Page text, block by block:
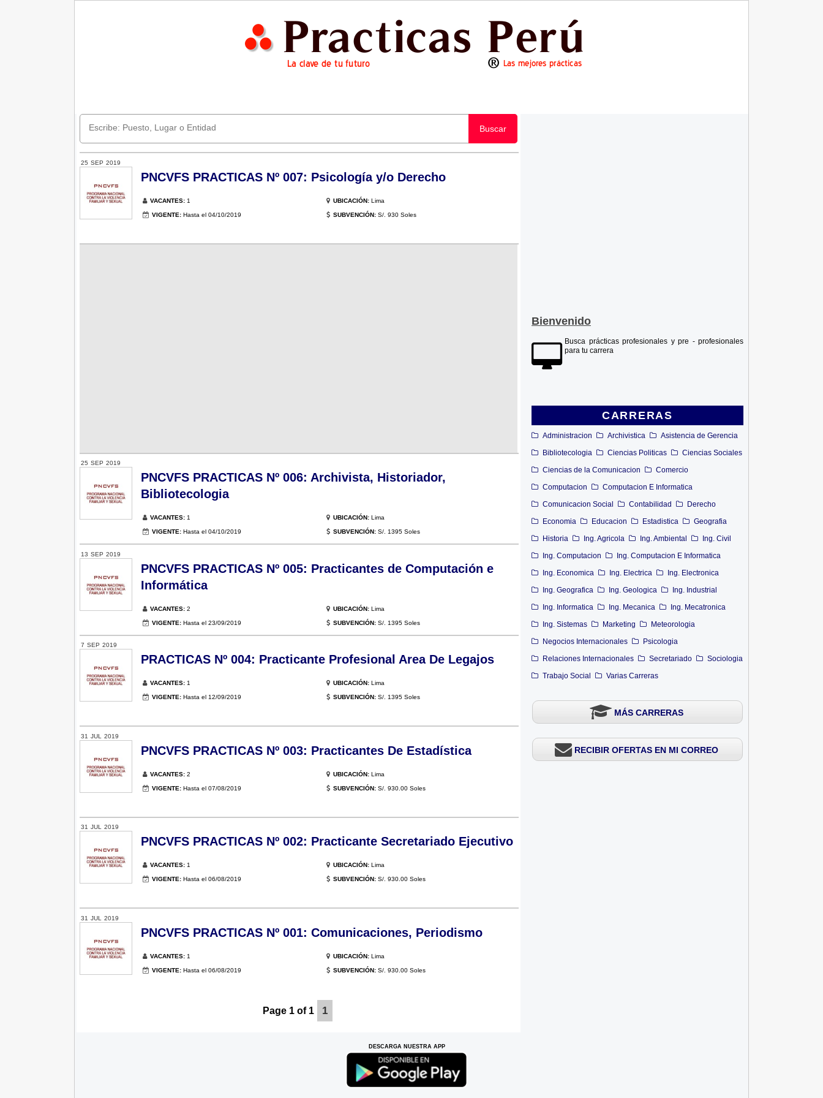
Bienvenido
Busca prácticas profesionales y pre - profesionales
para tu carrera
CARRERAS
Administracion Archivistica
Asistencia de Gerencia
Bibliotecologia
Ciencias Politicas
Ciencias Sociales
Ciencias de la Comunicacion
Comercio
Computacion
Computacion E Informatica
Comunicacion Social
Contabilidad
Derecho
Economia
Educacion Estadistica
Geografia
Historia
Ing. Agricola Ing. Ambiental
Ing. Civil
Ing. Computacion
Ing. Computacion E Informatica
Ing. Economica
Ing. Electrica
Ing. Electronica
Ing. Geografica
Ing. Geologica
Ing. Industrial
Ing. Informatica
Ing. Mecanica
Ing. Mecatronica
Ing. Sistemas
Marketing
Meteorologia
Negocios Internacionales
Psicologia
Relaciones Internacionales
Secretariado
Sociologia
Trabajo Social
Varias Carreras
MÁS CARRERAS
RECIBIR OFERTAS EN MI CORREO
Buscar
25 SEP 2019
PNCVFS PRACTICAS Nº 007: Psicología y/o Derecho
VACANTES: 1 UBICACIÓN: Lima
VIGENTE: Hasta el 04/10/2019 SUBVENCIÓN: S/. 930 Soles
25 SEP 2019
PNCVFS PRACTICAS Nº 006: Archivista, Historiador,
Bibliotecologia
VACANTES: 1 UBICACIÓN: Lima
VIGENTE: Hasta el 04/10/2019 SUBVENCIÓN: S/. 1395 Soles
13 SEP 2019
PNCVFS PRACTICAS Nº 005: Practicantes de Computación e
Informática
VACANTES: 2 UBICACIÓN: Lima
VIGENTE: Hasta el 23/09/2019 SUBVENCIÓN: S/. 1395 Soles
7 SEP 2019
PRACTICAS Nº 004: Practicante Profesional Area De Legajos
VACANTES: 1 UBICACIÓN: Lima
VIGENTE: Hasta el 12/09/2019 SUBVENCIÓN: S/. 1395 Soles
31 JUL 2019
PNCVFS PRACTICAS Nº 003: Practicantes De Estadística
VACANTES: 2 UBICACIÓN: Lima
VIGENTE: Hasta el 07/08/2019 SUBVENCIÓN: S/. 930.00 Soles
31 JUL 2019
PNCVFS PRACTICAS Nº 002: Practicante Secretariado Ejecutivo
VACANTES: 1 UBICACIÓN: Lima
VIGENTE: Hasta el 06/08/2019 SUBVENCIÓN: S/. 930.00 Soles
31 JUL 2019
PNCVFS PRACTICAS Nº 001: Comunicaciones, Periodismo
VACANTES: 1 UBICACIÓN: Lima
VIGENTE: Hasta el 06/08/2019 SUBVENCIÓN: S/. 930.00 Soles
Page 1 of 1 1
DESCARGA NUESTRA APP